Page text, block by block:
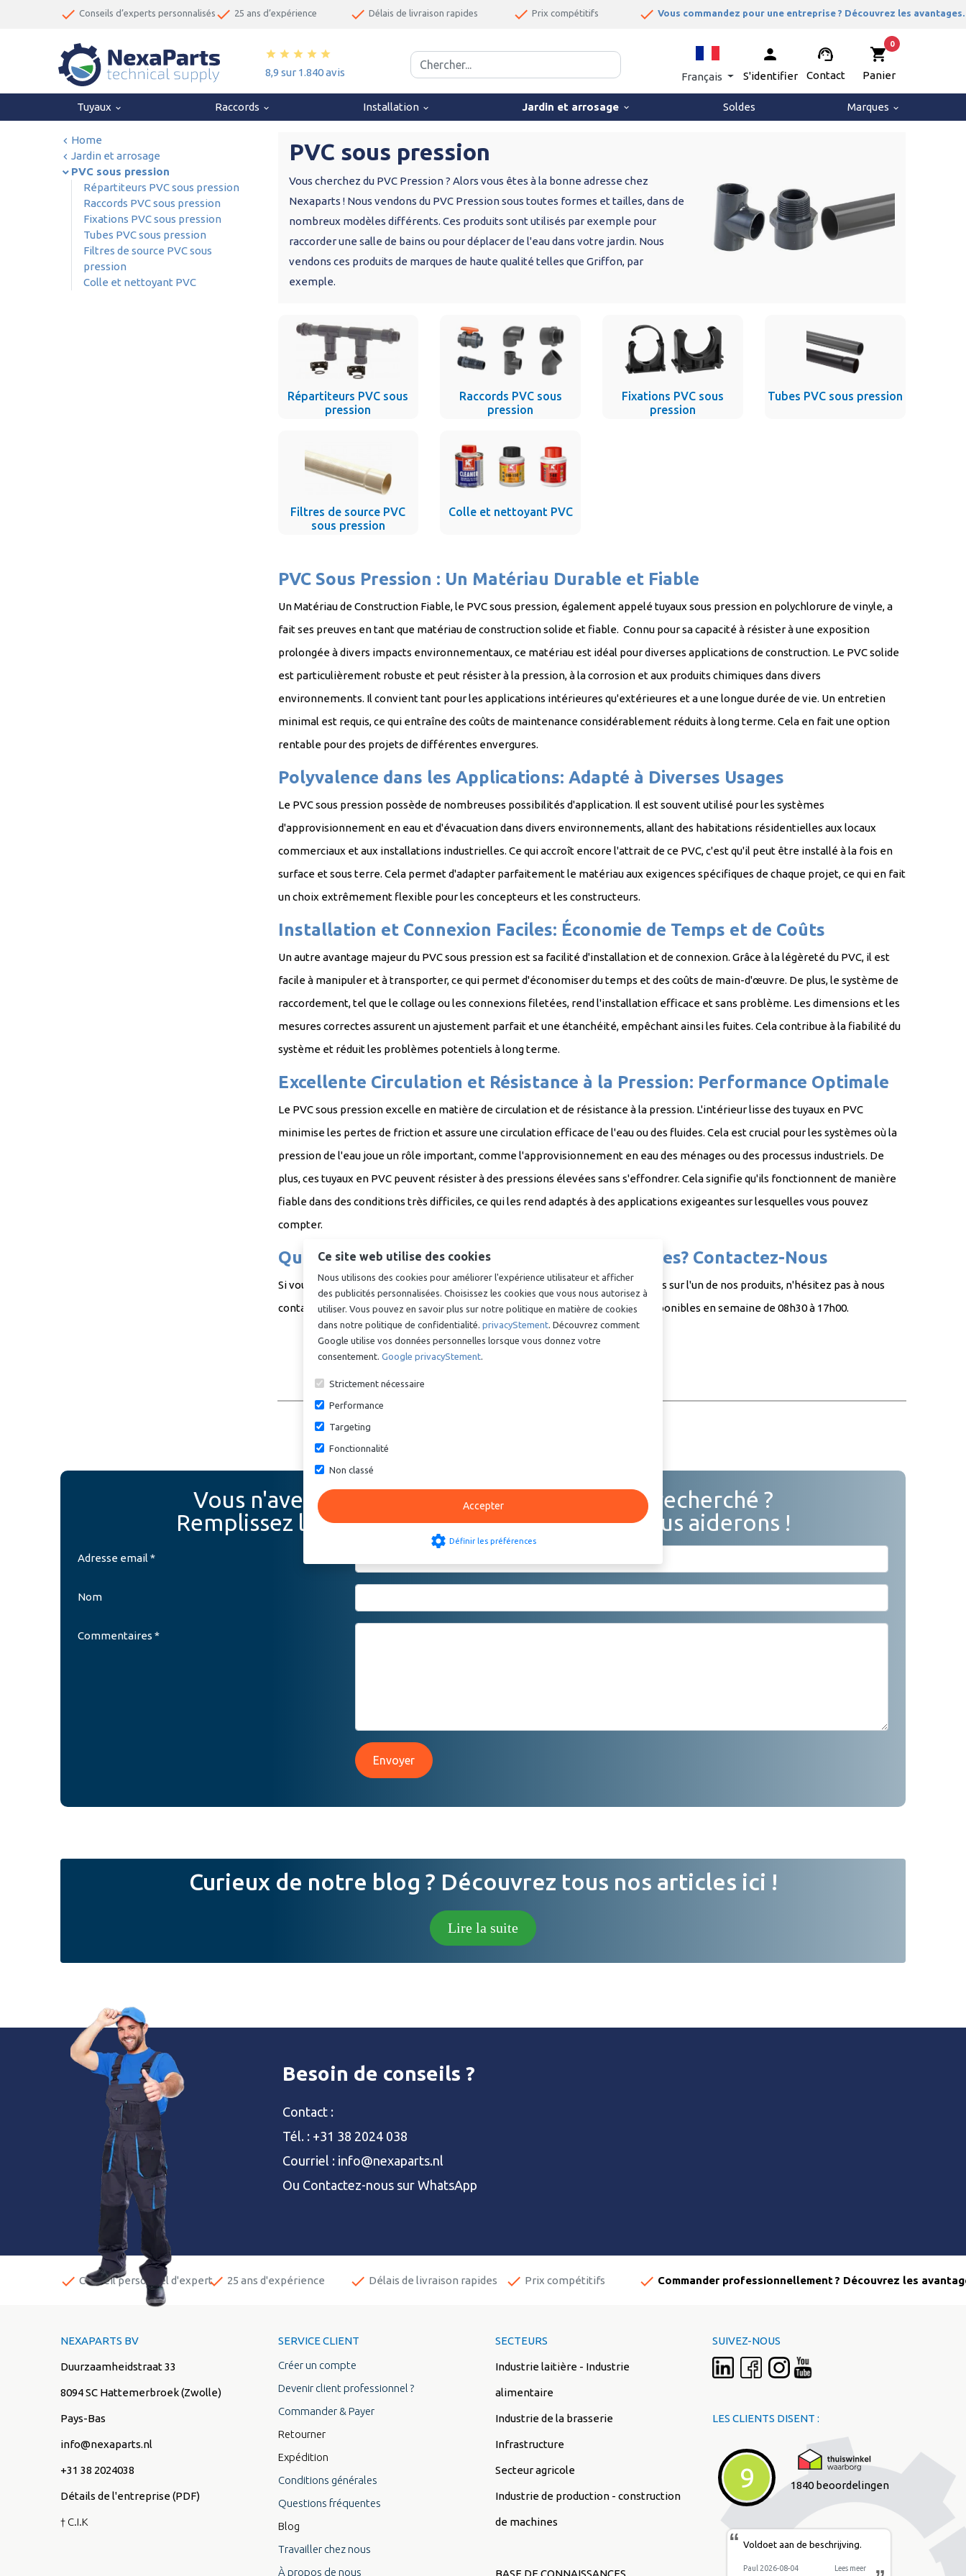
done Conseils d’experts personnalisés done 25 ans d’expérience done Délais de livraison rapides done Prix compétitifs done Vous commandez pour une entreprise ? Découvrez les avantages.
star star star star star
8,9 sur 1.840 avis Français
person
S'identifier
support_agent
Contact
shopping_cart
0
Panier
Tuyaux keyboard_arrow_down Raccords keyboard_arrow_down Installation keyboard_arrow_down Jardin et arrosage keyboard_arrow_down Soldes Marques keyboard_arrow_down
Home
Jardin et arrosage
PVC sous pression
Répartiteurs PVC sous pression
Raccords PVC sous pression
Fixations PVC sous pression
Tubes PVC sous pression
Filtres de source PVC sous
pression
Colle et nettoyant PVC
Répartiteurs PVC sous
pression
Raccords PVC sous
pression
Fixations PVC sous
pression
Tubes PVC sous pression
Filtres de source PVC
sous pression
Colle et nettoyant PVC
PVC sous pression
Vous cherchez du PVC Pression ? Alors vous êtes à la bonne adresse chez
Nexaparts ! Nous vendons du PVC Pression sous toutes formes et tailles, dans de
nombreux modèles différents. Ces produits sont utilisés par exemple pour
raccorder une salle de bains ou pour déplacer de l'eau dans votre jardin. Nous
vendons ces produits de marques de haute qualité telles que Griffon, par
exemple.
PVC Sous Pression : Un Matériau Durable et Fiable
Un Matériau de Construction Fiable, le PVC sous pression, également appelé tuyaux sous pression en polychlorure de vinyle, a
fait ses preuves en tant que matériau de construction solide et fiable. Connu pour sa capacité à résister à une exposition
prolongée à divers impacts environnementaux, ce matériau est idéal pour diverses applications de construction. Le PVC solide
est particulièrement robuste et peut résister à la pression, à la corrosion et aux produits chimiques dans divers
environnements. Il convient tant pour les applications intérieures qu'extérieures et a une longue durée de vie. Un entretien
minimal est requis, ce qui entraîne des coûts de maintenance considérablement réduits à long terme. Cela en fait une option
rentable pour des projets de différentes envergures.
Polyvalence dans les Applications: Adapté à Diverses Usages
Le PVC sous pression possède de nombreuses possibilités d'application. Il est souvent utilisé pour les systèmes
d'approvisionnement en eau et d'évacuation dans divers environnements, allant des habitations résidentielles aux locaux
commerciaux et aux installations industrielles. Ce qui accroît encore l'attrait de ce PVC, c'est qu'il peut être installé à la fois en
surface et sous terre. Cela permet d'adapter parfaitement le matériau aux exigences spécifiques de chaque projet, ce qui en fait
un choix extrêmement flexible pour les concepteurs et les constructeurs.
Installation et Connexion Faciles: Économie de Temps et de Coûts
Un autre avantage majeur du PVC sous pression est sa facilité d'installation et de connexion. Grâce à la légèreté du PVC, il est
facile à manipuler et à transporter, ce qui permet d'économiser du temps et des coûts de main-d'œuvre. De plus, le système de
raccordement, tel que le collage ou les connexions filetées, rend l'installation efficace et sans problème. Les dimensions et les
mesures correctes assurent un ajustement parfait et une étanchéité, empêchant ainsi les fuites. Cela contribue à la fiabilité du
système et réduit les problèmes potentiels à long terme.
Excellente Circulation et Résistance à la Pression: Performance Optimale
Le PVC sous pression excelle en matière de circulation et de résistance à la pression. L'intérieur lisse des tuyaux en PVC
minimise les pertes de friction et assure une circulation efficace de l'eau ou des fluides. Cela est crucial pour les systèmes où la
pression de l'eau joue un rôle important, comme l'approvisionnement en eau des ménages ou des processus industriels. De
plus, ces tuyaux en PVC peuvent résister à des pressions élevées sans s'effondrer. Cela signifie qu'ils fonctionnent de manière
fiable dans des conditions très difficiles, ce qui les rend adaptés à des applications exigeantes sur lesquelles vous pouvez
compter.
Questions ou Demandes de Produits Spécifiques? Contactez-Nous
Si vous n'avez pas trouvé ce que vous recherchiez ou si vous avez des questions sur l'un de nos produits, n'hésitez pas à nous
contacter ou à nous envoyer un e-mail àinfo@nexaparts.nl, nous sommes disponibles en semaine de 08h30 à 17h00.
Vous n'avez pas trouvé le PVC sous pression recherché ?
Remplissez le formulaire ci-dessous et nous vous aiderons !
Adresse email *
Nom
Commentaires *
Envoyer
Curieux de notre blog ? Découvrez tous nos articles ici !
Lire la suite
Besoin de conseils ?
Contact :
Tél. : +31 38 2024 038
Courriel : info@nexaparts.nl
Ou Contactez-nous sur WhatsApp
done Conseil personnel d'expertdone 25 ans d'expérience done Délais de livraison rapides done Prix compétitifs done Commander professionnellement ? Découvrez les
NEXAPARTS BV
Duurzaamheidstraat 33
8094 SC Hattemerbroek (Zwolle)
Pays-Bas
info@nexaparts.nl
+31 38 2024038
Détails de l'entreprise (PDF)
† C.I.K
SERVICE CLIENT
Créer un compte
Devenir client professionnel ?
Commander & Payer
Retourner
Expédition
Conditions générales
Questions fréquentes
Blog
Travailler chez nous
À propos de nous
SECTEURS
Industrie laitière - Industrie
alimentaire
Industrie de la brasserie
Infrastructure
Secteur agricole
Industrie de production - construction
de machines
BASE DE CONNAISSANCES
SUIVEZ-NOUS
LES CLIENTS DISENT :
9 1840 beoordelingen
“ Voldoet aan de beschrijving.
Paul 2026-08-04 Lees meer
Ce site web utilise des cookies
Nous utilisons des cookies pour améliorer l'expérience utilisateur et afficher
des publicités personnalisées. Choisissez les cookies que vous nous autorisez à
utiliser. Vous pouvez en savoir plus sur notre politique en matière de cookies
dans notre politique de confidentialité. privacyStement . Découvrez comment
Google utilise vos données personnelles lorsque vous donnez votre
consentement. Google privacyStement
Strictement nécessaire
Performance
Targeting
Fonctionnalité
Non classé
Accepter
settings Définir les préférences